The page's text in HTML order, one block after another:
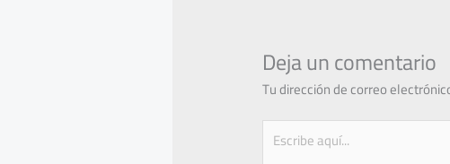
Deja un comentario
Tu dirección de correo
Escribe
aquí...